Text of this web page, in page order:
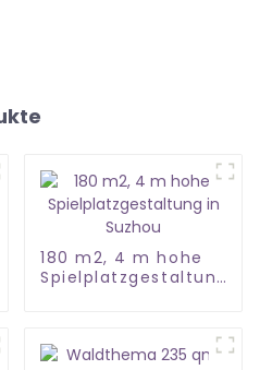
180 m2, 4 m hohe
Spielplatzgestaltung